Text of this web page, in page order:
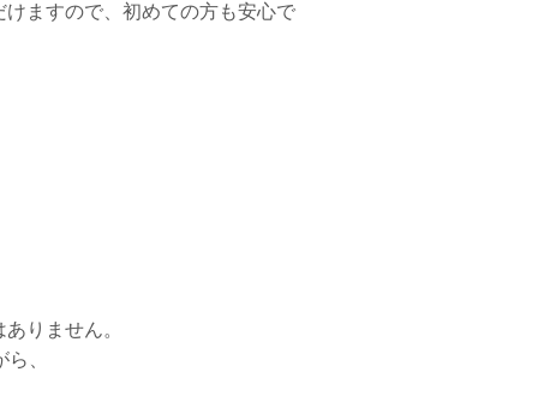
ますので、初めての方も安心で
りません。
、